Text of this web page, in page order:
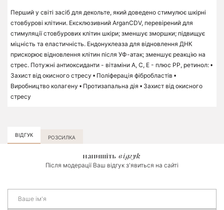
Перший у світі засіб для декольте, який доведено стимулює шкірні
стовбурові клітини. Ексклюзивний ArganCDV, перевірений для
стимуляції стовбурових клітин шкіри; зменшує зморшки; підвищує
міцність та еластичність. Ендонуклеаза для відновлення ДНК
прискорює відновлення клітин після УФ-атак; зменшує реакцію на
стрес. Потужні антиоксиданти - вітаміни А, С, Е - плюс РР, ретинол: •
Захист від окисного стресу • Поліферація фібробластів •
Виробництво колагену • Протизапальна дія • Захист від окисного
стресу
ВІДГУК РОЗСИЛКА
напишіть відгук
Після модерації Ваш відгук з'явиться на сайті